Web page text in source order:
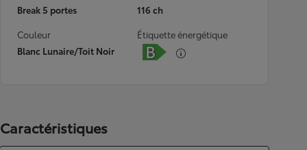
Break 5 portes
116 ch
Couleur
Blanc Lunaire/Toit Noir
Étiquette énergétique
Caractéristiques